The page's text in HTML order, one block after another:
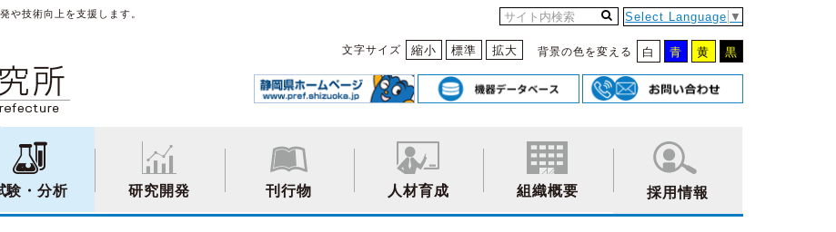
や技術向上を支援します。 Select Language ▼
文字サイズ 縮小 標準 拡大 背景の色を変える 白 青 黄 黒
験・分析 研究開発 刊行物 人材育成 組織概要 採用情報